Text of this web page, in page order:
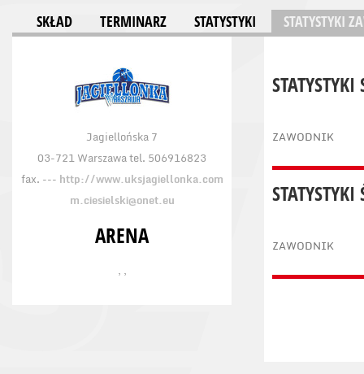
SKŁAD TERMINARZ STATYSTYKI STATYSTYKI
Jagiellońska 7
03-721 Warszawa tel. 506916823
fax. --- http://www.uksjagiellonka.com
m.ciesielski@onet.eu
ARENA
, ,
ZAWODNIK
STATYSTYKI
ZAWODNIK